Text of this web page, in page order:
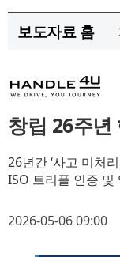
보도자료 홈
창립 26주년
26년간 ‘사고 미처
ISO 트리플 인증
2026-05-06 09:00